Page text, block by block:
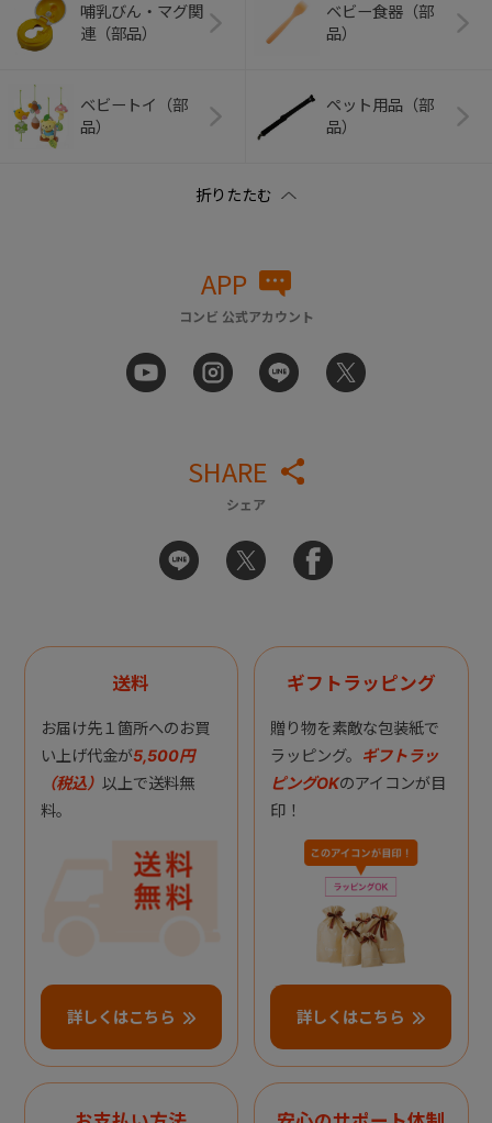
哺乳びん・マグ関
連（部品）
ベビー食器（部
品）
ベビートイ（部
品）
ペット用品（部
品）
APP
コンビ 公式アカウント
SHARE
シェア
送料
お届け先１箇所へのお買
い上げ代金が5,500円
（税込） 以上で送料無
料。
詳しくはこちら
ギフトラッピング
贈り物を素敵な包装紙で
ラッピング。 ギフトラッ
ピングOKのアイコンが目
印！
詳しくはこちら